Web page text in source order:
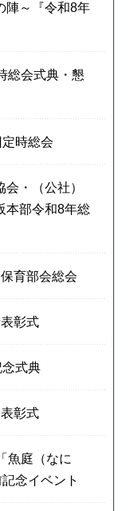
陣～『令和8年
総会式典・懇
時総会
・（公社）
本部令和8年総
育部会総会
彰式
式典
彰式
魚庭（なに
念イベント